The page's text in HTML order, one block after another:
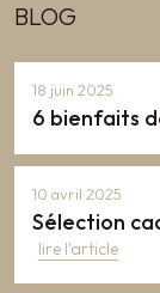
BLOG
18 juin 2025
6 bienfaits
10 avril 2025
Sélection